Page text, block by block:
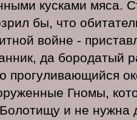
кусками мяса.
бы, что
войне -
да бородатый
прогуливающийся
Гномы,
и не нужна